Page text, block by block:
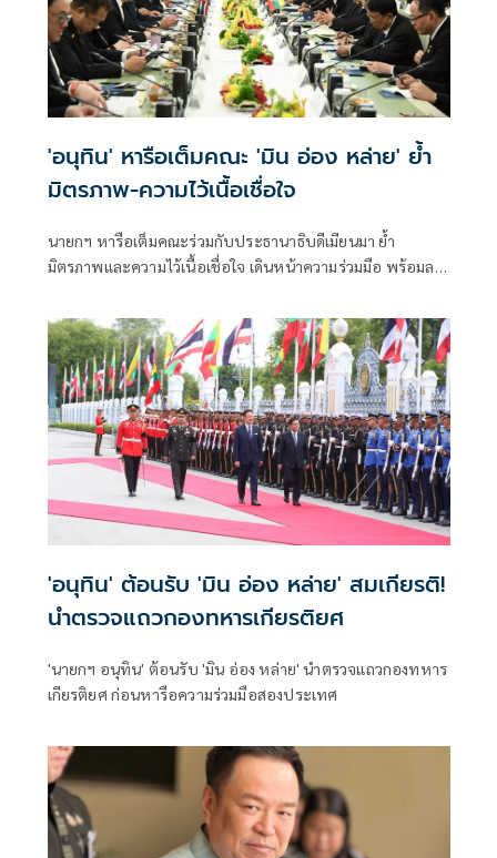
'อนุทิน' หารือเต็มคณะ 'มิน อ่อง หล่าย' ย้ำ
มิตรภาพ-ความไว้เนื้อเชื่อใจ
นายกฯ หารือเต็มคณะร่วมกับประธานาธิบดีเมียนมา ย้ำ
มิตรภาพและความไว้เนื้อเชื่อใจ เดินหน้าความร่วมมือ พร้อมลง
คุณภาพน้ำ -เทคโนโลยีอวกาศ
'อนุทิน' ต้อนรับ 'มิน อ่อง หล่าย' สมเกียรติ!
นำตรวจแถวกองทหารเกียรติยศ
'นายกฯ อนุทิน' ต้อนรับ 'มิน อ่อง หล่าย' นำตรวจแถวกองทหาร
เกียรติยศ ก่อนหารือความร่วมมือสองประเทศ